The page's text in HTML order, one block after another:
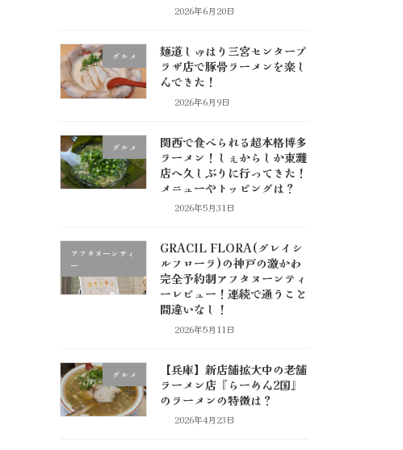
2026年6月20日
グルメ
麺道しゅはり三宮センタープ
ラザ店で豚骨ラーメンを楽し
んできた！
2026年6月9日
グルメ
関西で食べられる超本格博多
ラーメン！しぇからしか東灘
店へ久しぶりに行ってきた！
メニューやトッピングは？
2026年5月31日
アフタヌーンティ
ー
GRACIL FLORA(グレイシ
ルフローラ)の神戸の激かわ
完全予約制アフタヌーンティ
ーレビュー！連続で通うこと
間違いなし！
2026年5月11日
グルメ
【兵庫】新店舗拡大中の老舗
ラーメン店『らーめん2国』
のラーメンの特徴は？
2026年4月23日